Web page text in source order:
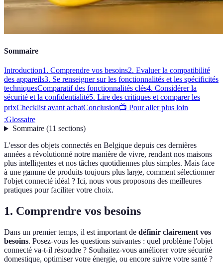
Sommaire
Introduction1. Comprendre vos besoins2. Evaluer la compatibilité
des appareils3. Se renseigner sur les fonctionnalités et les spécificités
techniquesComparatif des fonctionnalités clés4. Considérer la
sécurité et la confidentialité5. Lire des critiques et comparer les
prixChecklist avant achatConclusion📺 Pour aller plus loin
:Glossaire
Sommaire(11 sections)
L'essor des objets connectés en Belgique depuis ces dernières
années a révolutionné notre manière de vivre, rendant nos maisons
plus intelligentes et nos tâches quotidiennes plus simples. Mais face
à une gamme de produits toujours plus large, comment sélectionner
l'objet connecté idéal ? Ici, nous vous proposons des meilleures
pratiques pour faciliter votre choix.
1. Comprendre vos besoins
Dans un premier temps, il est important de définir clairement vos
besoins. Posez-vous les questions suivantes : quel problème l'objet
connecté va-t-il résoudre ? Souhaitez-vous améliorer votre sécurité
domestique, optimiser votre énergie, ou encore suivre votre santé ?